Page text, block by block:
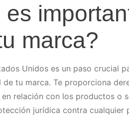
marca?
Unidos es un paso crucial
tu marca. Te proporciona
relación con los productos o
jurídica contra cualquier